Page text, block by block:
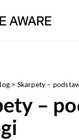
> Skarpety –
–